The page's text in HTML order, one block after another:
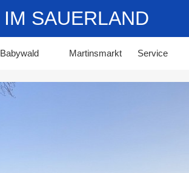
SAUERLAND
Babywald Martinsmarkt Service